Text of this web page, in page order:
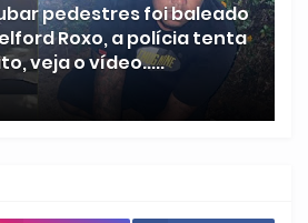
pedestres foi baleado
Roxo, a polícia tenta
veja o vídeo.....